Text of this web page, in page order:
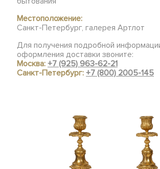
Местоположение:
Санкт-Петербург, галерея Артлот
Для получения подробной
оформления доставки звоните:
Москва:+7 (925) 963-62-21
Санкт-Петербург:+7 (800) 2005-145